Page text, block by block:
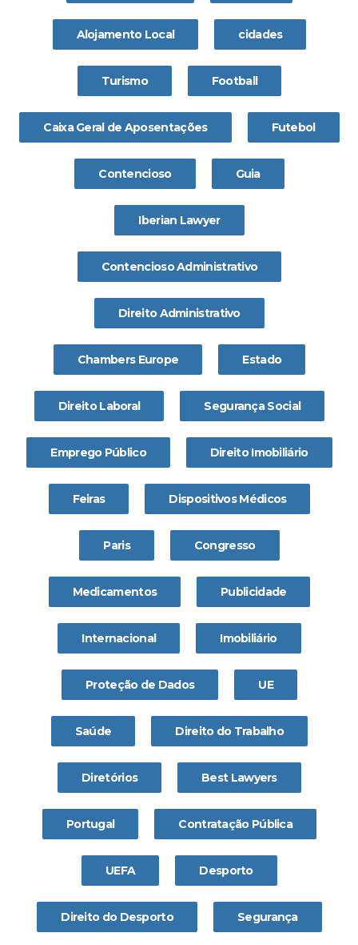
Alojamento Local cidades
Turismo Football
Caixa Geral de Aposentações Futebol
Contencioso Guia
Iberian Lawyer
Contencioso Administrativo
Direito Administrativo
Chambers Europe Estado
Direito Laboral Segurança Social
Emprego Público Direito Imobiliário
Feiras Dispositivos Médicos
Paris Congresso
Medicamentos Publicidade
Internacional Imobiliário
Proteção de Dados UE
Saúde Direito do Trabalho
Diretórios Best Lawyers
Portugal Contratação Pública
UEFA Desporto
Direito do Desporto Segurança